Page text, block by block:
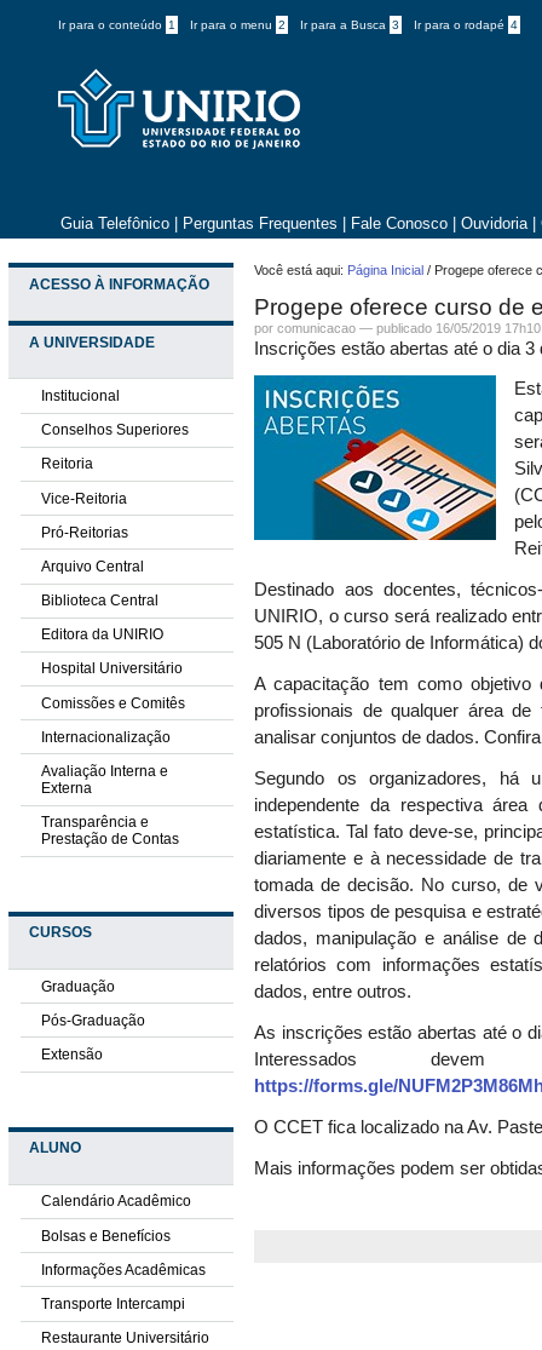
Ir para o conteúdo 1 Ir para o menu 2 Ir para a Busca 3 Ir para o rodapé 4
Guia Telefônico Perguntas Frequentes Fale Conosco Ouvidoria
ACESSO À INFORMAÇÃO
A UNIVERSIDADE
Institucional
Conselhos Superiores
Reitoria
Vice-Reitoria
Pró-Reitorias
Arquivo Central
Biblioteca Central
Editora da UNIRIO
Hospital Universitário
Comissões e Comitês
Internacionalização
Avaliação Interna e
Externa
Transparência e
Prestação de Contas
CURSOS
Graduação
Pós-Graduação
Extensão
ALUNO
Calendário Acadêmico
Bolsas e Benefícios
Informações Acadêmicas
Transporte Intercampi
Restaurante Universitário
Você está aqui: Página Inicial / Progepe oferece
Progepe oferece curso de
por comunicacao —publicado 16/05/2019
Inscrições estão abertas até o dia
Destinado aos docentes,
UNIRIO, o curso será realizado
505 N (Laboratório de Informática)
A capacitação tem como
profissionais de qualquer área
analisar conjuntos de dados.
Segundo os organizadores, há
independente da respectiva
estatística. Tal fato deve-se,
diariamente e à necessidade de
tomada de decisão. No curso, de
diversos tipos de pesquisa e
dados, manipulação e análise de
relatórios com informações
dados, entre outros.
As inscrições estão abertas até o
Interessados
https://forms.gle/
O CCET fica localizado na Av.
Mais informações podem ser